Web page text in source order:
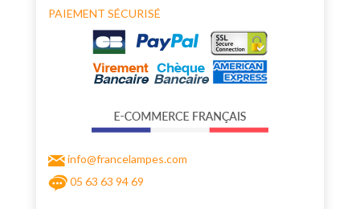
PAIEMENT SÉCURISÉ
info@francelampes.com
05 63 63 94 69